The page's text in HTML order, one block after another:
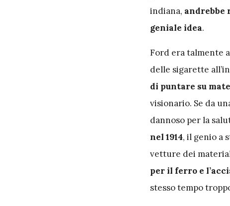
indiana, andrebbe
geniale idea.
Ford era talmente
delle sigarette
di puntare su
visionario. Se da
dannoso per la
nel 1914, il genio a
vetture dei
per il ferro e
stesso tempo